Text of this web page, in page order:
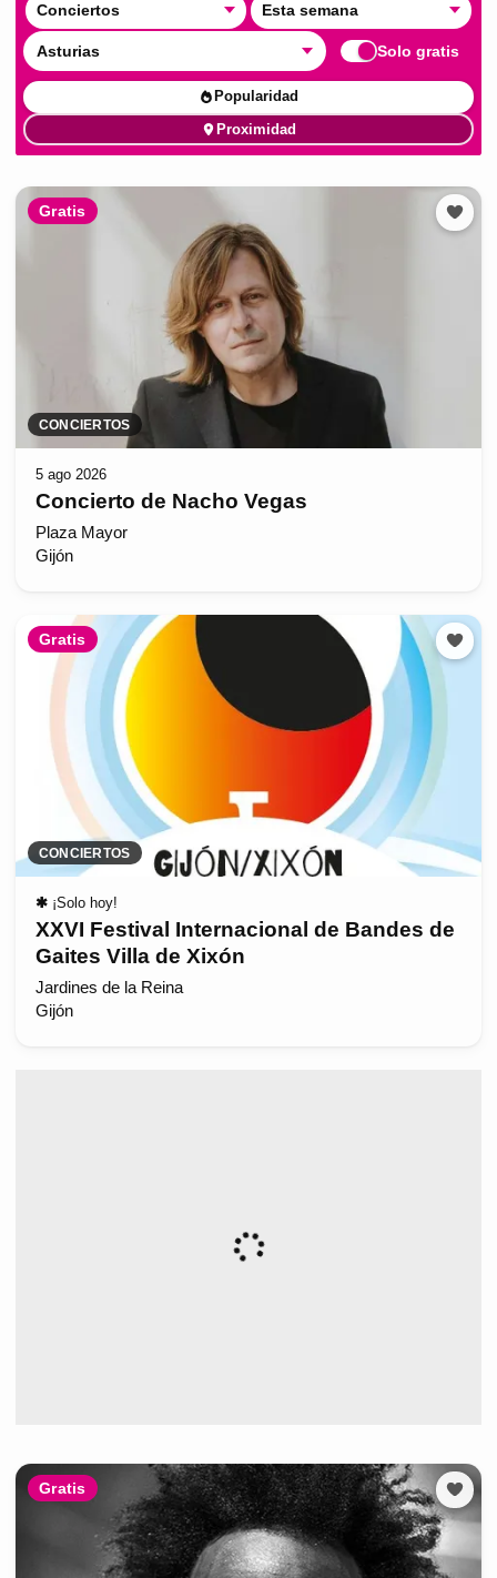
Conciertos Esta semana
Asturias Solo gratis
Popularidad
Proximidad
Gratis
CONCIERTOS
5 ago 2026
Concierto de Nacho Vegas
Plaza Mayor
Gijón
Gratis
CONCIERTOS
✱ ¡Solo hoy!
XXVI Festival Internacional de Bandes de
Gaites Villa de Xixón
Jardines de la Reina
Gijón
Gratis